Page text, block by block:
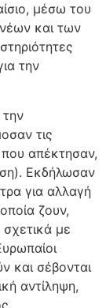
μέσω του
και των
την
τις
που απέκτησαν,
Εκδήλωσαν
για αλλαγή
ζουν,
με
και σέβονται
αντίληψη,